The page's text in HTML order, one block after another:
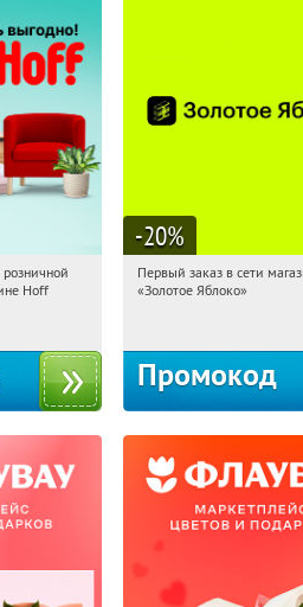
Получили:
Hoff
-20%
21:27:04
Первый заказ в сети
«Золотое Яблоко»
Промокод